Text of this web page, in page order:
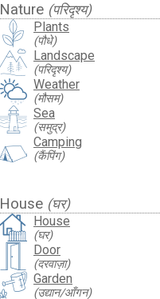
Nature (परिदृश्य)
Plants
(पौधे)
Landscape
(परिदृश्य)
Weather
(मौसम)
Sea
(समुद्र)
Camping
(कैंपिंग)
House (घर)
House
(घर)
Door
(दरवाज़ा)
Garden
(उद्यान/आँगन)